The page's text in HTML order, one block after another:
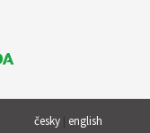
česky english